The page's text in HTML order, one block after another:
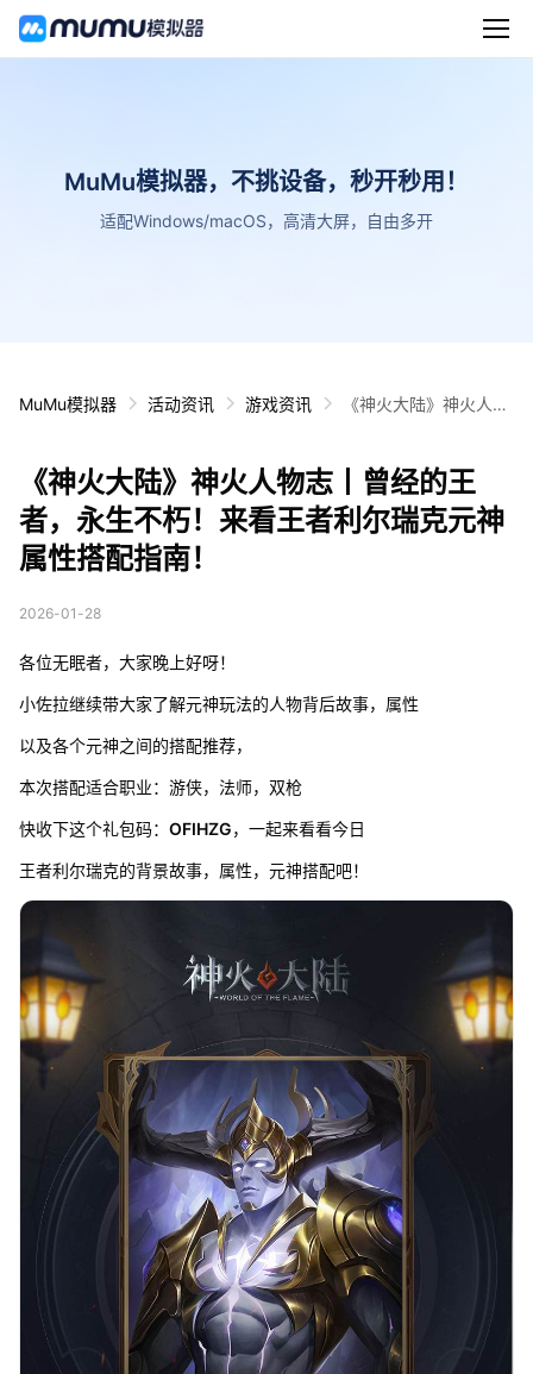
MuMu模拟器，不挑设备，秒开秒用！
适配Windows/macOS，高清大屏，自由多开
MuMu模拟器 活动资讯 游戏资讯
《神火大陆》神火人物
克元神属性搭配指南！
《神火大陆》神火人物志丨曾经的王
者，永生不朽！来看王者利尔瑞克元神
属性搭配指南！
2026-01-28
各位无眠者，大家晚上好呀！
小佐拉继续带大家了解元神玩法的人物背后故事，属性
以及各个元神之间的搭配推荐，
本次搭配适合职业：游侠，法师，双枪
快收下这个礼包码： OFIHZG，一起来看看今日
王者利尔瑞克的背景故事，属性，元神搭配吧！